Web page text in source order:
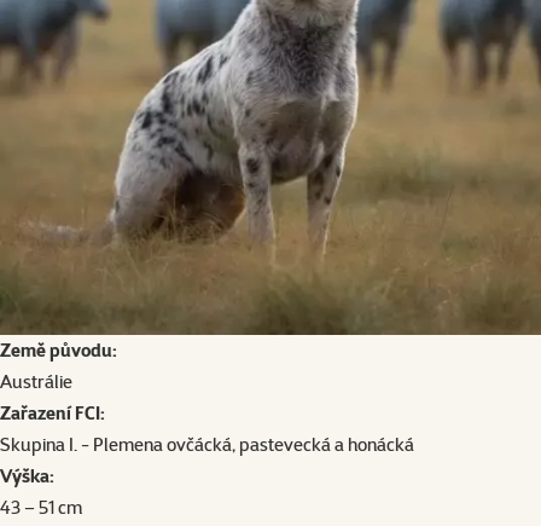
Země původu:
Austrálie
Zařazení FCI:
Skupina I. - Plemena ovčácká, pastevecká a honácká
Výška:
43 – 51 cm